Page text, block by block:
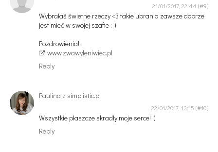
21/01/2017, 22:44
Wybrałaś świetne rzeczy <3 takie ubrania zawsze dobrze
jest mieć w swojej szafie :-)
Pozdrowienia!
www.zwawyleniwiec.pl
Reply
Paulina z simplistic.pl
22/01/2017, 13:15
Wszystkie płaszcze skradły moje serce! :)
Reply